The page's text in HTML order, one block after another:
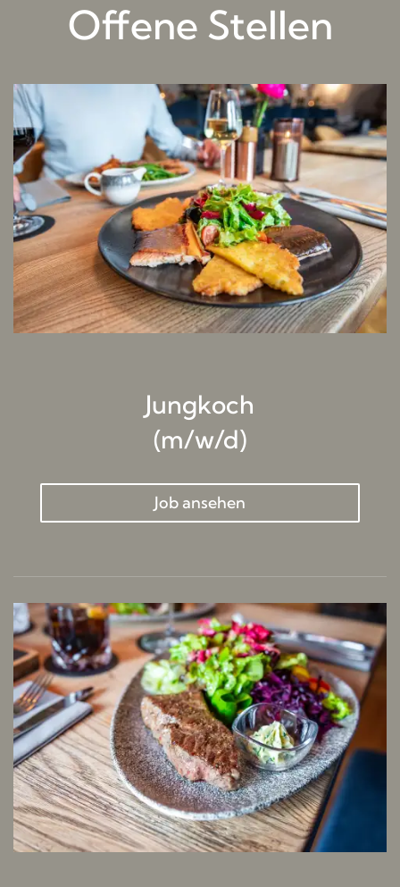
Offene Stellen
Jungkoch
(m/w/d)
Job ansehen